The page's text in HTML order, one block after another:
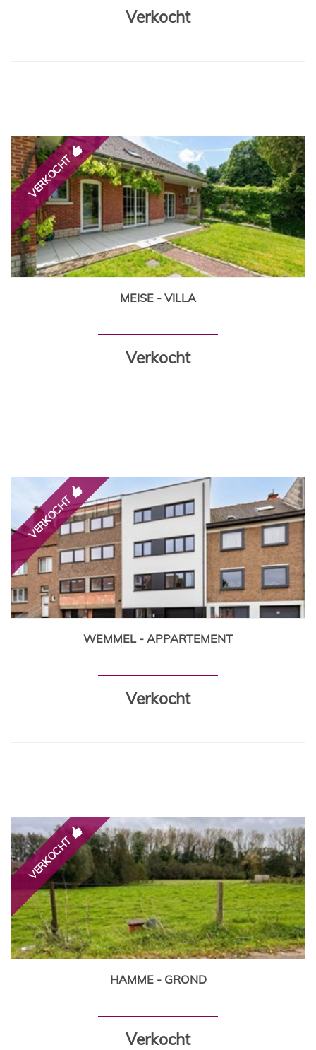
Verkocht
VERKOCHT
4
MEISE - VILLA
Verkocht
VERKOCHT
100 m² 2
WEMMEL - APPARTEMENT
Verkocht
VERKOCHT
1 000 m²
HAMME - GROND
Verkocht